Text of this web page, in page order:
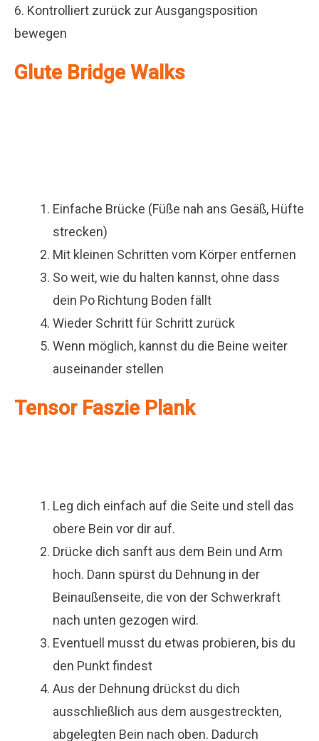
6. Kontrolliert zurück zur Ausgangsposition
bewegen
Glute Bridge Walks
Einfache Brücke (Füße nah ans Gesäß, Hüfte
strecken)
Mit kleinen Schritten vom Körper entfernen
So weit, wie du halten kannst, ohne dass
dein Po Richtung Boden fällt
Wieder Schritt für Schritt zurück
Wenn möglich, kannst du die Beine weiter
auseinander stellen
Tensor Faszie Plank
Leg dich einfach auf die Seite und stell das
obere Bein vor dir auf.
Drücke dich sanft aus dem Bein und Arm
hoch. Dann spürst du Dehnung in der
Beinaußenseite, die von der Schwerkraft
nach unten gezogen wird.
Eventuell musst du etwas probieren, bis du
den Punkt findest
Aus der Dehnung drückst du dich
ausschließlich aus dem ausgestreckten,
abgelegten Bein nach oben. Dadurch